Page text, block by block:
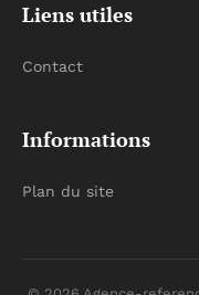
Liens utiles
Contact
Informations
Plan du site